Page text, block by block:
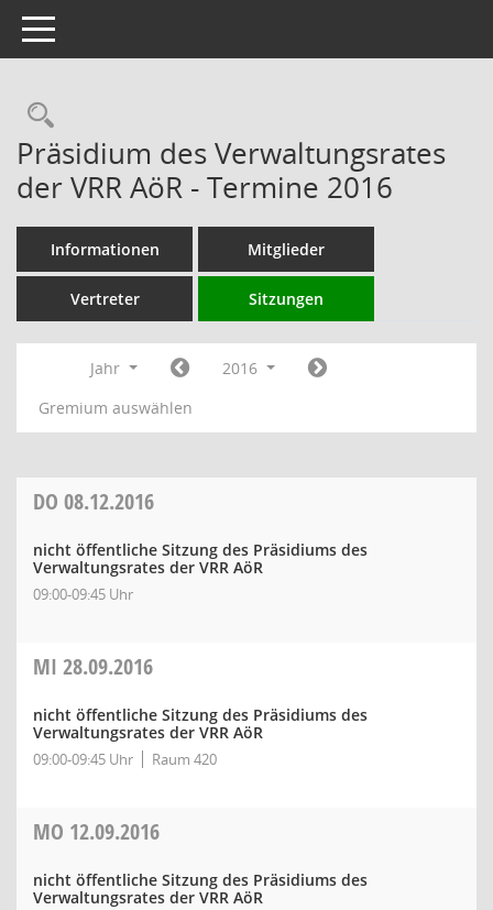
Toggle navigation
Rechercheauswahl
Präsidium des Verwaltungsrates
der VRR AöR - Termine 2016
Informationen Mitglieder
Vertreter Sitzungen
Jahr
2016
Gremium auswählen
DO 08.12.2016
nicht öffentliche Sitzung des Präsidiums des
Verwaltungsrates der VRR AöR
09:00-09:45 Uhr
MI 28.09.2016
nicht öffentliche Sitzung des Präsidiums des
Verwaltungsrates der VRR AöR
09:00-09:45 Uhr Raum 420
MO 12.09.2016
nicht öffentliche Sitzung des Präsidiums des
Verwaltungsrates der VRR AöR